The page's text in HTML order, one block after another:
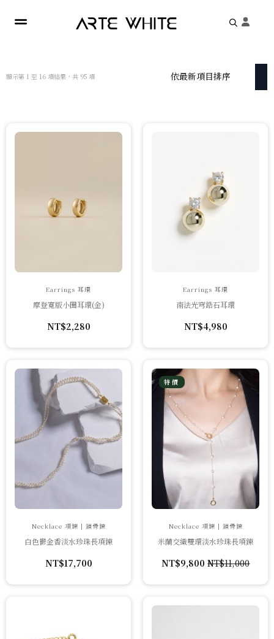
顯示第 1 至 16 項結果，共 95 項依
Earrings 耳環
摩登寬版小圈耳環(金)
NT$2,280
Earrings 耳環
南法光穹鋯石耳環
NT$4,980
Necklace 項鍊 | 鎖骨鍊
白色鬱金香淡水珍珠長項鍊
NT$17,700
特價
Necklace 項鍊 | 鎖骨鍊
米蘭交織雙環淡水珍珠長項鍊
NT$11,000
原
價
NT$11,000。
NT$9,800 目
價
NT$9,800。